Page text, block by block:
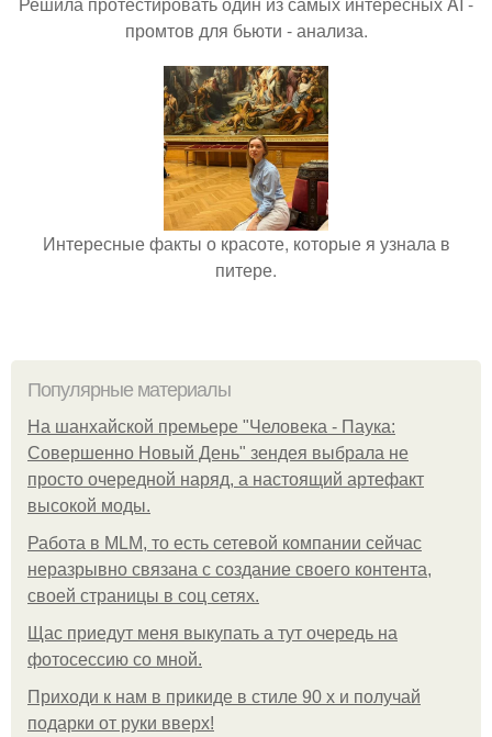
промтов для бьюти - анализа.
Интересные факты о красоте, которые я узнала в
питере.
Популярные материалы
На шанхайской премьере "Человека - Паука:
Совершенно Новый День" зендея выбрала не
просто очередной наряд, а настоящий артефакт
высокой моды.
Работа в MLM, то есть сетевой компании сейчас
неразрывно связана с создание своего контента,
своей страницы в соц сетях.
Щас приедут меня выкупать а тут очередь на
фотосессию со мной.
Приходи к нам в прикиде в стиле 90 х и получай
подарки от руки вверх!